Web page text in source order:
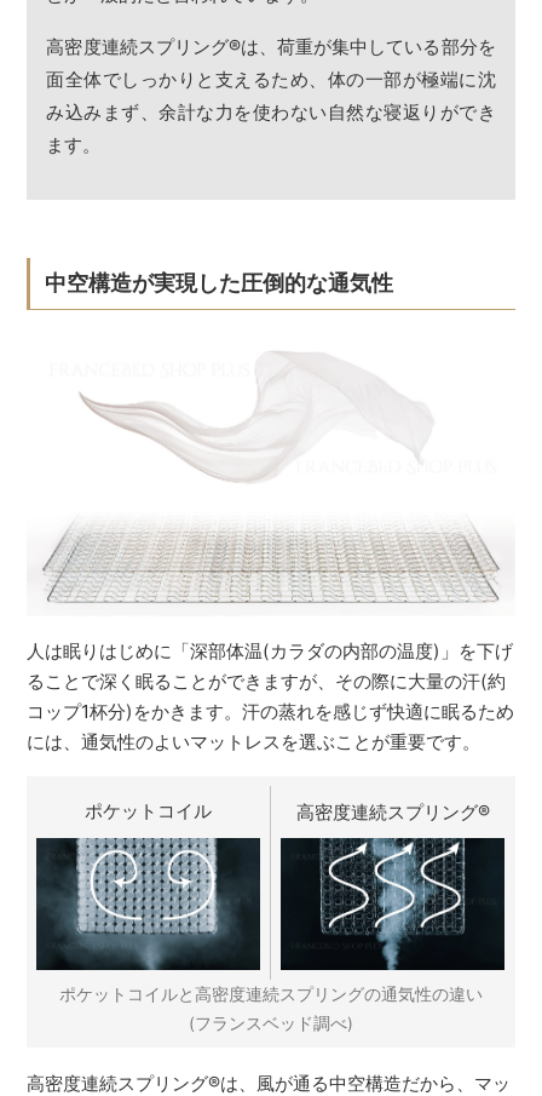
高密度連続スプリング®は、荷重が集中している部分を
面全体でしっかりと支えるため、体の一部が極端に沈
み込みまず、余計な力を使わない自然な寝返りができ
ます。
中空構造が実現した圧倒的な通気性
人は眠りはじめに「深部体温(カラダの内部の温度)」を下げ
ることで深く眠ることができますが、その際に大量の汗(約
コップ1杯分)をかきます。汗の蒸れを感じず快適に眠るため
には、通気性のよいマットレスを選ぶことが重要です。
ポケットコイル 高密度連続スプリング®
ポケットコイルと高密度連続スプリングの通気性の違い
(フランスベッド調べ)
高密度連続スプリング®は、風が通る中空構造だから、マッ